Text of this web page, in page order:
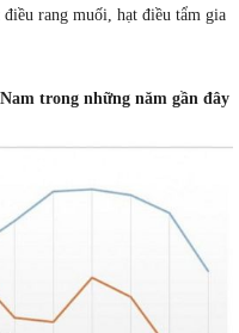
rang muối, hạt điều tẩm gia
trong những năm gần đây